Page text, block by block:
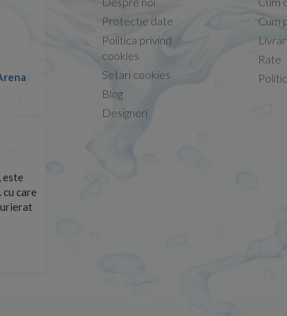
Conform descrierii!
13.02.2026
este
care
Protectie date
Politica privind
cookies
Setari cookies
Blog
Designeri
Cum
Rate